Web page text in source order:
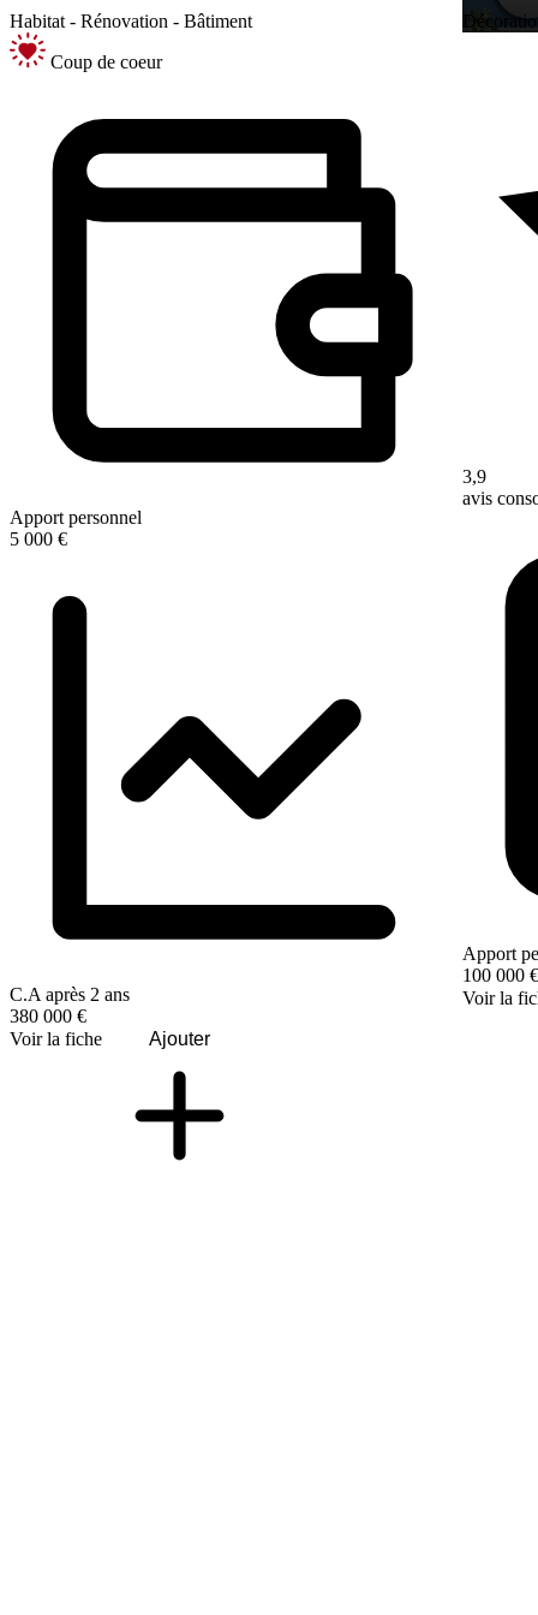
Habitat - Rénovation - Bâtiment
Coup de coeur
Apport personnel
5 000 €
C.A après 2 ans
380 000 €
Voir la fiche
Ajouter
3,9
avis
Apport
100 000 €
Voir la